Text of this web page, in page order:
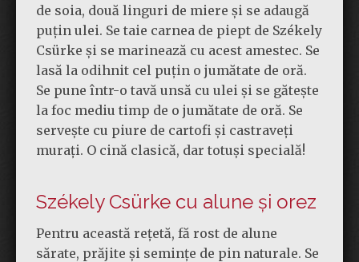
de soia, două linguri de miere și se adaugă
puțin ulei. Se taie carnea de piept de Székely
Csürke și se marinează cu acest amestec. Se
lasă la odihnit cel puțin o jumătate de oră.
Se pune într-o tavă unsă cu ulei și se gătește
la foc mediu timp de o jumătate de oră. Se
servește cu piure de cartofi și castraveți
murați. O cină clasică, dar totuși specială!
Székely Csürke cu alune și orez
Pentru această rețetă, fă rost de alune
sărate, prăjite și semințe de pin naturale. Se